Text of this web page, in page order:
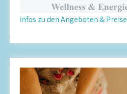
Infos zu den Angeboten &